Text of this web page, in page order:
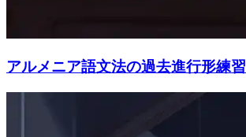
アルメニア語文法の過去進行形練習